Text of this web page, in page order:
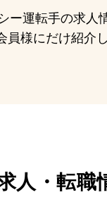
運転手の求人
様にだけ紹介し
人・転職